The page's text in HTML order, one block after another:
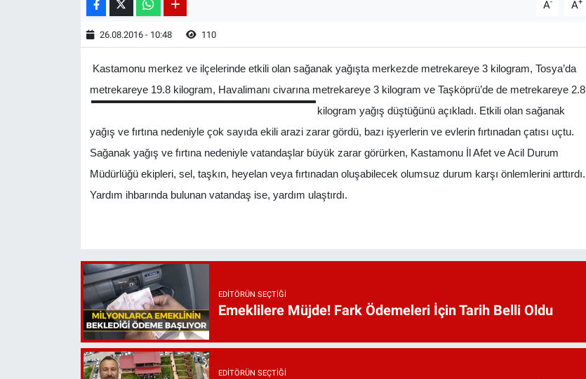
A- A+
26.08.2016 - 10:48 110
Kastamonu merkez ve ilçelerinde etkili olan sağanak yağışta merkezde metrekareye 3 kilogram, Tosya’da
metrekareye 19.8 kilogram, Havalimanı civarına metrekareye 3 kilogram ve Taşköprü’de de metrekareye 2.8
kilogram yağış düştüğünü açıkladı. Etkili olan sağanak
yağış ve fırtına nedeniyle çok sayıda ekili arazi zarar gördü, bazı işyerlerin ve evlerin fırtınadan çatısı uçtu.
Sağanak yağış ve fırtına nedeniyle vatandaşlar büyük zarar görürken, Kastamonu İl Afet ve Acil Durum
Müdürlüğü ekipleri, sel, taşkın, heyelan veya fırtınadan oluşabilecek olumsuz durum karşı önlemlerini arttırdı.
Yardım ihbarında bulunan vatandaş ise, yardım ulaştırdı.
EDITÖRÜN SEÇTIĞI
Emeklilere Müjde! Fark Ödemeleri İçin Tarih Belli Oldu
EDITÖRÜN SEÇTIĞI